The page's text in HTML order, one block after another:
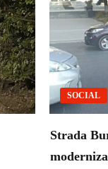
SOCIAL
Strada